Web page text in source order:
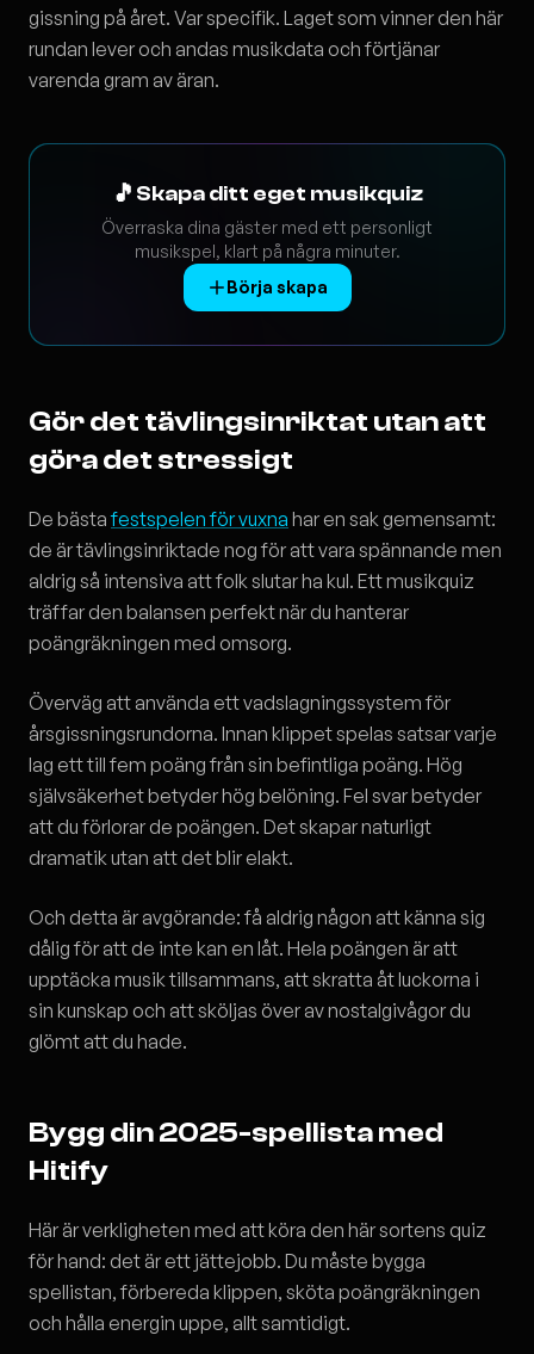
gissning på året. Var specifik. Laget som vinner den här
rundan lever och andas musikdata och förtjänar
varenda gram av äran.
🎵 Skapa ditt eget musikquiz
Överraska dina gäster med ett personligt
musikspel, klart på några minuter.
Börja skapa
Gör det tävlingsinriktat utan att
göra det stressigt
De bästafestspelen för vuxna har en sak gemensamt:
de är tävlingsinriktade nog för att vara spännande men
aldrig så intensiva att folk slutar ha kul. Ett musikquiz
träffar den balansen perfekt när du hanterar
poängräkningen med omsorg.
Överväg att använda ett vadslagningssystem för
årsgissningsrundorna. Innan klippet spelas satsar varje
lag ett till fem poäng från sin befintliga poäng. Hög
självsäkerhet betyder hög belöning. Fel svar betyder
att du förlorar de poängen. Det skapar naturligt
dramatik utan att det blir elakt.
Och detta är avgörande: få aldrig någon att känna sig
dålig för att de inte kan en låt. Hela poängen är att
upptäcka musik tillsammans, att skratta åt luckorna i
sin kunskap och att sköljas över av nostalgivågor du
glömt att du hade.
Bygg din 2025-spellista med
Hitify
Här är verkligheten med att köra den här sortens quiz
för hand: det är ett jättejobb. Du måste bygga
spellistan, förbereda klippen, sköta poängräkningen
och hålla energin uppe, allt samtidigt.